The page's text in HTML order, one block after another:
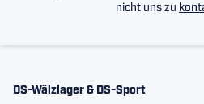
nicht uns zu
DS-Wälzlager & DS-Sport